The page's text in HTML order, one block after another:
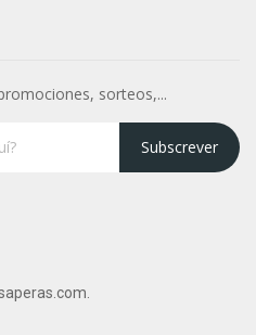
sorteos,...
Subscrever